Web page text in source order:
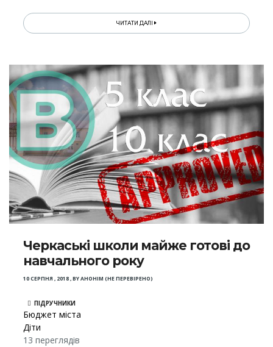
ЧИТАТИ ДАЛІ
Черкаські школи майже готові до
навчального року
10 СЕРПНЯ , 2018,BYАНОНІМ (НЕ ПЕРЕВІРЕНО)
ПІДРУЧНИКИ
Бюджет міста
Діти
13 переглядів